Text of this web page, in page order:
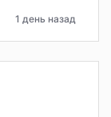
1 день назад